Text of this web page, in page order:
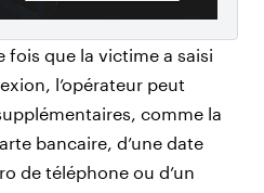
fois que la victime a saisi
l’opérateur peut
comme la
bancaire, d’une date
de téléphone ou d’un